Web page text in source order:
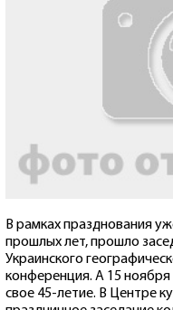
В рамках празднования
прошлых лет, прошло
Украинского
конференция. А 15
свое 45-летие. В Центре